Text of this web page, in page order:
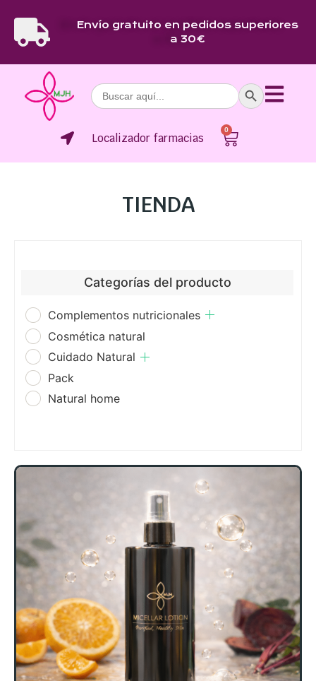
Envío gratuito en pedidos superiores
a 30€
Buscar: Botón de
Localizador farmacias
0
TIENDA
Categorías del producto
Complementos nutricionales
Cosmética natural
Cuidado Natural
Pack
Natural home